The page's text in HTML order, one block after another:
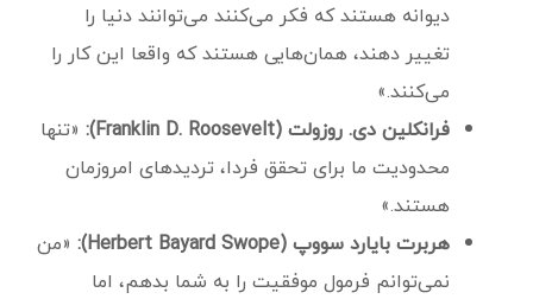
دیوانه هستند که فکر می‌کنند می‌توانند دنیا را
تغییر دهند، همان‌هایی هستند که واقعا این کار را
می‌کنند.»
فرانکلین دی. روزولت (Franklin D. Roosevelt):
«تنها
محدودیت ما برای تحقق فردا، تردیدهای امروزمان
هستند.»
هربرت بایارد سووپ (Herbert Bayard Swope):
«من
نمی‌توانم فرمول موفقیت را به شما بدهم، اما